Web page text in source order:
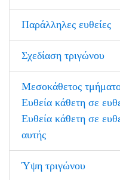
Παράλληλες ευθείες
Σχεδίαση τριγώνου
Μεσοκάθετος
Ευθεία κάθετη σε
Ευθεία κάθετη σε
αυτής
Ύψη τριγώνου